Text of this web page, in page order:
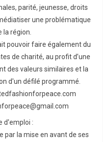
parité, jeunesse, droits
une problématique
la région.
pouvoir faire également du
de charité, au profit d’une
des valeurs similaires et la
d'un défilé programmé.
d'emploi :
par la mise en avant de ses